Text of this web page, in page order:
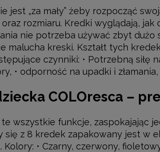
Farby Malucha 4x40 ml
DO KOSZYKA
jest „za mały” żeby rozpocząć
rozmiaru. Kredki wyglądają,
nie potrzeba używać zbyt dużo
malucha kreski. Kształt tych
czynniki: • Potrzebną siłę
• odporność na upadki i złamania,
COLOresca –
te wszystkie funkcje, zaspokajając
się z 8 kredek zapakowany jest w
• Czarny, czerwony,